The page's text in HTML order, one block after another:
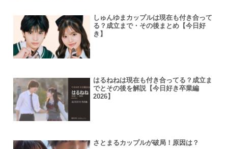
しゅんゆまカップルは現在も付き合って
る？成立まで・その後まとめ【今日好
き】
はるねねは現在も付き合ってる？成立ま
でとその後を解説【今日好き卒業編
2026】
さとまるカップルが破局！原因は？